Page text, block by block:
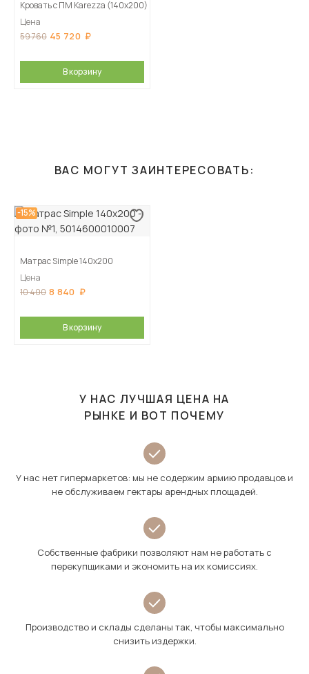
Кровать с ПМ Karezza (140х200)
Цена
59 760 45 720
В корзину
ВАС МОГУТ ЗАИНТЕРЕСОВАТЬ:
-15%
Матрас Simple 140х200
Цена
10 400 8 840
В корзину
У НАС ЛУЧШАЯ ЦЕНА НА
РЫНКЕ И ВОТ ПОЧЕМУ
У нас нет гипермаркетов: мы не содержим армию продавцов и
не обслуживаем гектары арендных площадей.
Собственные фабрики позволяют нам не работать с
перекупщиками и экономить на их комиссиях.
Производство и склады сделаны так, чтобы максимально
снизить издержки.